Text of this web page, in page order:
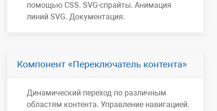
помощью CSS. SVG-спрайты. Анимация
линий SVG. Документация.
Компонент Переключатель контента
Динамический переход по различным
областям контента. Управление навигацией.